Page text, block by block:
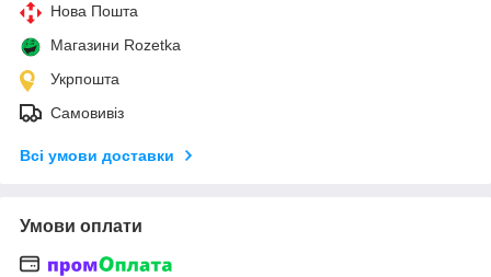
Нова Пошта
Магазини Rozetka
Укрпошта
Самовивіз
Всі умови доставки
Умови оплати